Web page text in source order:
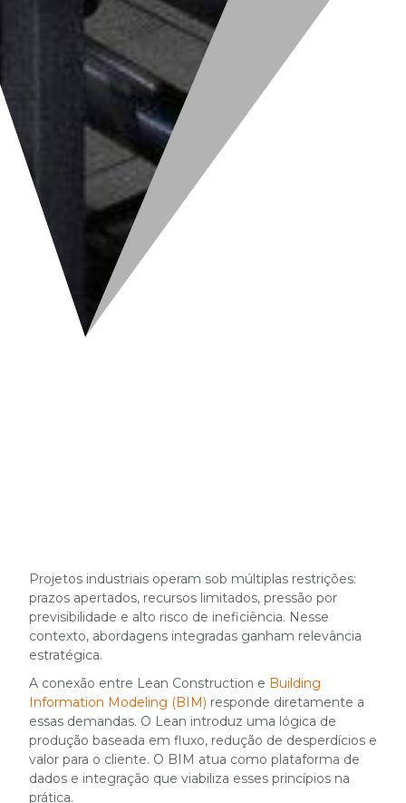
Projetos industriais operam sob múltiplas restrições:
prazos apertados, recursos limitados, pressão por
previsibilidade e alto risco de ineficiência. Nesse
contexto, abordagens integradas ganham relevância
estratégica.
A conexão entre Lean Construction e Building
Information Modeling (BIM) responde diretamente a
essas demandas. O Lean introduz uma lógica de
produção baseada em fluxo, redução de desperdícios e
valor para o cliente. O BIM atua como plataforma de
dados e integração que viabiliza esses princípios na
prática.